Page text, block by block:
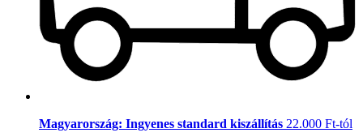
Magyarország: Ingyenes standard kiszállítás 22.000 Ft-tól